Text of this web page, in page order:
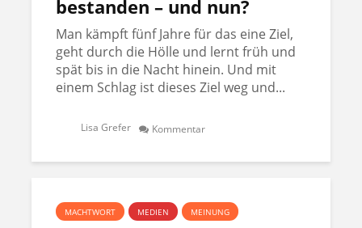
bestanden – und nun?
Man kämpft fünf Jahre für das eine Ziel,
geht durch die Hölle und lernt früh und
spät bis in die Nacht hinein. Und mit
einem Schlag ist dieses Ziel weg und...
Lisa Grefer Kommentar
MACHTWORT MEDIEN MEINUNG